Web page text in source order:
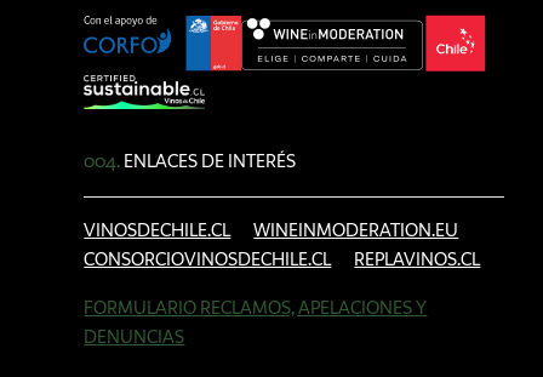
004. ENLACES DE INTERÉS
VINOSDECHILE.CL
WINEINMODERATION.EU
CONSORCIOVINOSDECHILE.CL
REPLAVINOS.CL
FORMULARIO RECLAMOS, APELACIONES Y
DENUNCIAS